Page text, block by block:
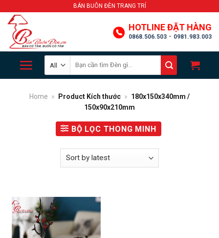
content
BÁN BUÔN ĐÈN TRANG TRÍ
HOTLINE ĐẶT HÀNG
0868.506.503 - 0981.983.003
for:
Home » Product Kích thước » 180x150x340mm /
150x90x210mm
BỘ LỌC THONG MINH